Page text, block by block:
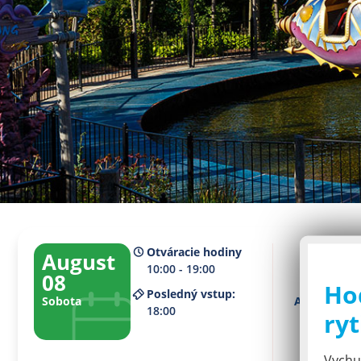
August
08
Sobota
Otváracie hodiny
10:00 - 19:00
Posledný vstup:
18:00
Aktuálne